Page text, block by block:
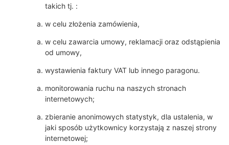
takich tj. :
w celu złożenia zamówienia,
w celu zawarcia umowy, reklamacji oraz odstąpienia
od umowy,
wystawienia faktury VAT lub innego paragonu.
monitorowania ruchu na naszych stronach
internetowych;
zbieranie anonimowych statystyk, dla ustalenia, w
jaki sposób użytkownicy korzystają z naszej strony
internetowej;